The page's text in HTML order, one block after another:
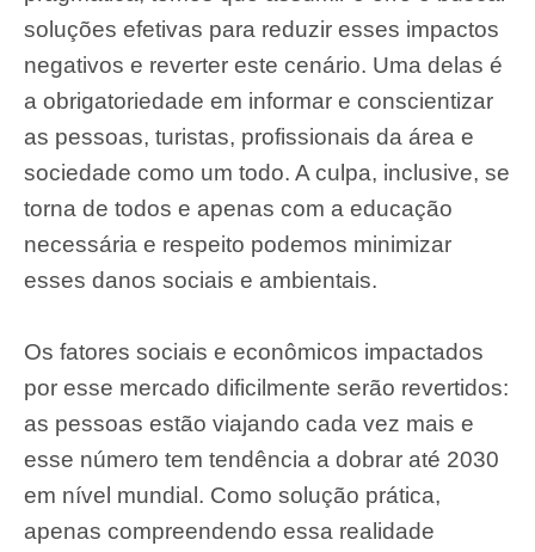
soluções efetivas para reduzir esses impactos
negativos e reverter este cenário. Uma delas é
a obrigatoriedade em informar e conscientizar
as pessoas, turistas, profissionais da área e
sociedade como um todo. A culpa, inclusive, se
torna de todos e apenas com a educação
necessária e respeito podemos minimizar
esses danos sociais e ambientais.
Os fatores sociais e econômicos impactados
por esse mercado dificilmente serão revertidos:
as pessoas estão viajando cada vez mais e
esse número tem tendência a dobrar até 2030
em nível mundial. Como solução prática,
apenas compreendendo essa realidade